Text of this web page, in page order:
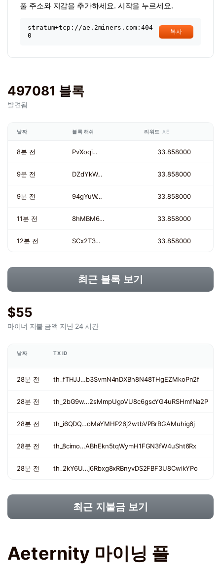
풀 주소와 지갑을 추가하세요. 시작을 누르세요.
stratum+tcp://ae.2miners.com:404
0
복사
497081 블록
발견됨
날짜 블록 해쉬 리워드 AE
8분 전 PvXoqi… 33.858000
9분 전 DZdYkW… 33.858000
9분 전 94gYuW… 33.858000
11분 전 8hMBM6… 33.858000
12분 전 SCx2T3… 33.858000
최근 블록 보기
$55
마이너 지불 금액 지난 24 시간
날짜 TX ID
28분 전 th_fTHJJ…b3SvmN4nDXBh8N48THgEZMkoPn2f
28분 전 th_2bG9w…2sMmpUgoVU8c6gscYG4uRSHmfNa2P
28분 전 th_i6QDQ…oMaYMHP26j2wtbVPBrBGAMuhig6j
28분 전 th_8cimo…ABhEkn5tqWymH1FGN3fW4uSht6Rx
28분 전 th_2kY6U…j6Rbxg8xRBnyvDS2FBF3U8CwikYPo
최근 지불금 보기
Aeternity 마이닝 풀